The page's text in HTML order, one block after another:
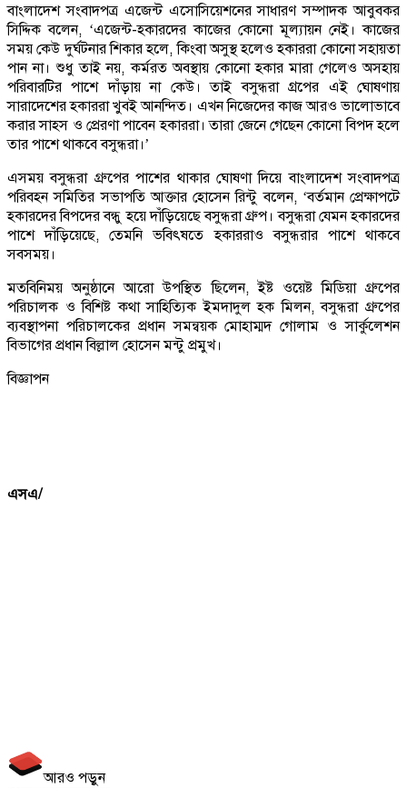
বাংলাদেশ সংবাদপত্র এজেন্ট এসোসিয়েশনের সাধারণ সম্পাদক আবুবকর
সিদ্দিক বলেন, ‘এজেন্ট-হকারদের কাজের কোনো মূল্যায়ন নেই। কাজের
সময় কেউ দুর্ঘটনার শিকার হলে, কিংবা অসুস্থ হলেও হকাররা কোনো সহায়তা
পান না। শুধু তাই নয়, কর্মরত অবস্থায় কোনো হকার মারা গেলেও অসহায়
পরিবারটির পাশে দাঁড়ায় না কেউ। তাই বসুন্ধরা গ্রপের এই ঘোষণায়
সারাদেশের হকাররা খুবই আনন্দিত। এখন নিজেদের কাজ আরও ভালোভাবে
করার সাহস ও প্রেরণা পাবেন হকাররা। তারা জেনে গেছেন কোনো বিপদ হলে
তার পাশে থাকবে বসুন্ধরা।’
এসময় বসুন্ধরা গ্রুপের পাশের থাকার ঘোষণা দিয়ে বাংলাদেশ সংবাদপত্র
পরিবহন সমিতির সভাপতি আক্তার হোসেন রিন্টু বলেন, ‘বর্তমান প্রেক্ষাপটে
হকারদের বিপদের বন্ধু হয়ে দাঁড়িয়েছে বসুন্ধরা গ্রুপ। বসুন্ধরা যেমন হকারদের
পাশে দাঁড়িয়েছে, তেমনি ভবিৎষতে হকাররাও বসুন্ধরার পাশে থাকবে
সবসময়।
মতবিনিময় অনুষ্ঠানে আরো উপস্থিত ছিলেন, ইষ্ট ওয়েষ্ট মিডিয়া গ্রুপের
পরিচালক ও বিশিষ্ট কথা সাহিত্যিক ইমদাদুল হক মিলন, বসুন্ধরা গ্রুপের
ব্যবস্থাপনা পরিচালকের প্রধান সমন্বয়ক মোহাম্মদ গোলাম ও সার্কুলেশন
বিভাগের প্রধান বিল্লাল হোসেন মন্টু প্রমুখ।
বিজ্ঞাপন
এসএ/
আরও পড়ুন